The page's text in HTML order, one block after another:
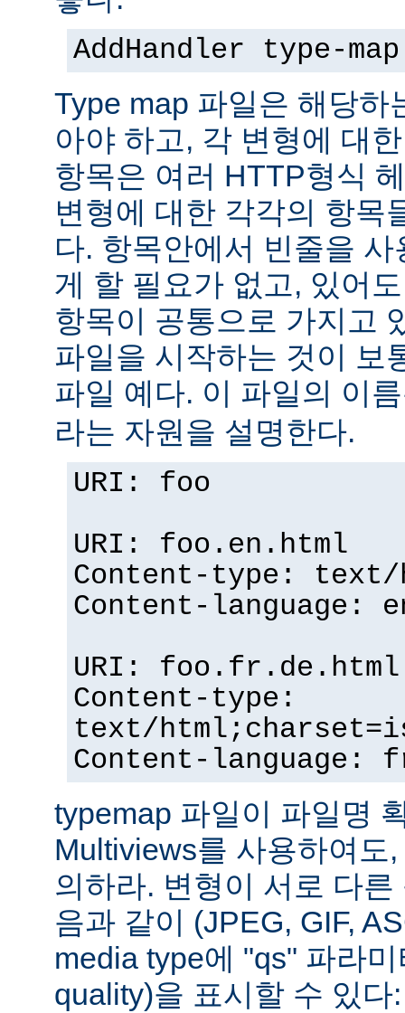
AddHandler type-
Type map 파일은 해당하
아야 하고, 각 변형에 대
항목은 여러 HTTP형식
변형에 대한 각각의 항목
다. 항목안에서 빈줄을
게 할 필요가 없고, 있어
항목이 공통으로 가지고
파일을 시작하는 것이 보
파일 예다. 이 파일의 이
라는 자원을 설명한다.
URI: foo
URI: foo.en.html
Content-type: text/
Content-language:
URI: foo.fr.de.html
Content-type:
text/
Content-language:
typemap 파일이 파일명
Multiviews를 사용하여도
의하라. 변형이 서로 다
음과 같이 (JPEG, GIF,
media type에 "qs" 파라
quality)을 표시할 수 있다: